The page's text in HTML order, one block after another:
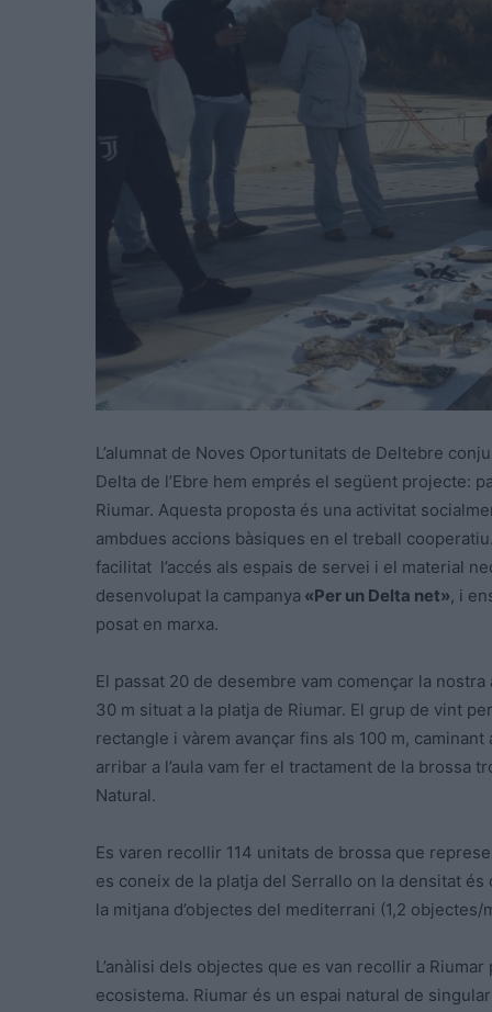
L’alumnat de Noves Oportunitats de Deltebre
Delta de l’Ebre hem emprés el següent projecte:
Riumar. Aquesta proposta és una activitat
ambdues accions bàsiques en el treball
facilitat l’accés als espais de servei i el material
desenvolupat la campanya «Per un Delta net», i
posat en marxa.
El passat 20 de desembre vam començar la
30 m situat a la platja de Riumar. El grup de vint
rectangle i vàrem avançar fins als 100 m,
arribar a l’aula vam fer el tractament de la brossa
Natural.
Es varen recollir 114 unitats de brossa que
es coneix de la platja del Serrallo on la densitat
la mitjana d’objectes del mediterrani (1,2
L’anàlisi dels objectes que es van recollir a
ecosistema. Riumar és un espai natural de